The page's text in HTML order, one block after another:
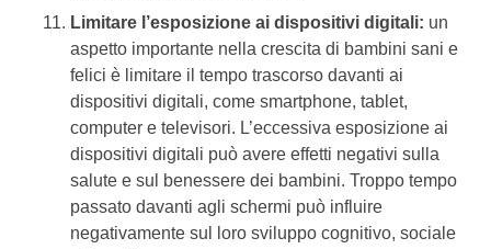
Limitare l’esposizione ai dispositivi digitali: un
aspetto importante nella crescita di bambini sani e
felici è limitare il tempo trascorso davanti ai
dispositivi digitali, come smartphone, tablet,
computer e televisori. L’eccessiva esposizione ai
dispositivi digitali può avere effetti negativi sulla
salute e sul benessere dei bambini. Troppo tempo
passato davanti agli schermi può influire
negativamente sul loro sviluppo cognitivo, sociale